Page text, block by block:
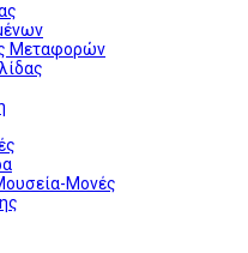
Μεταφορών
Μονές